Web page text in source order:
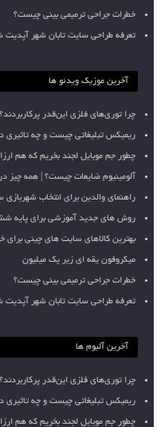
خطرات جراحی ترمیمی بینی چیست؟
تعرفه طراحی سایت تابان شهر آپدیت
آخرین موزیک ویدئو ها
چرا توری‌های فلزی این‌قدر پرکاربردند؟
ریمیکس تبلیغاتی چیست و چه تاثیری
چطور جم موبایل لجند بخریم که هم
آلومینیوم ضایعات چیست؟ | همه چیز
راهنمای والدین برای انتخاب
روش های جدید آموزشی برای پایه
بهترین کالاهای سایت های چینی برای
میکروفون یقه ای زیر یک میلیون
خطرات جراحی ترمیمی بینی چیست؟
تعرفه طراحی سایت تابان شهر آپدیت
آخرین آلبوم ها
چرا توری‌های فلزی این‌قدر پرکاربردند؟
ریمیکس تبلیغاتی چیست و چه تاثیری
چطور جم موبایل لجند بخریم که هم